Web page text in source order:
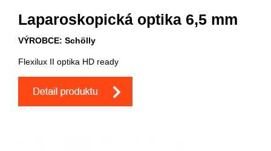
Laparoskopická optika 6,5 mm
VÝROBCE: Schölly
Flexilux II optika HD ready